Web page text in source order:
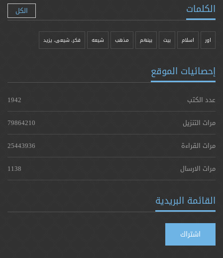
الكلمات الكل
اور اسلام بیت بينهم مذهب شيعه فکر، شیعی، یزيد
إحصائيات الموقع
عدد الكتب
1942
مرات التنزيل
79864210
مرات القراءة
25443936
مرات الارسال
1138
القائمة البريدية
اشتراك